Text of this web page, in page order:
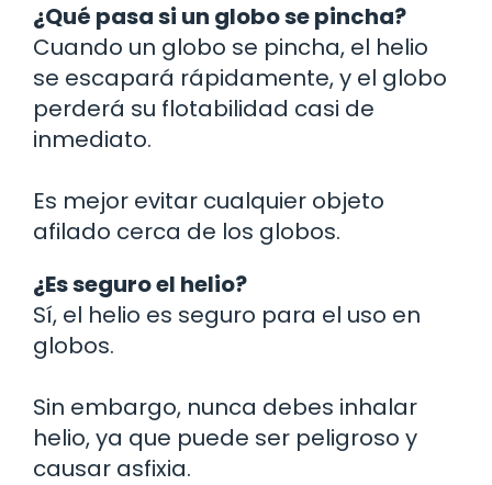
¿Qué pasa si un globo se pincha?
Cuando un globo se pincha, el helio
se escapará rápidamente, y el globo
perderá su flotabilidad casi de
inmediato.
Es mejor evitar cualquier objeto
afilado cerca de los globos.
¿Es seguro el helio?
Sí, el helio es seguro para el uso en
globos.
Sin embargo, nunca debes inhalar
helio, ya que puede ser peligroso y
causar asfixia.